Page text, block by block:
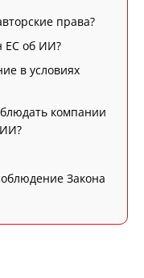
права?
ЕС об ИИ?
в условиях
компании
Закона